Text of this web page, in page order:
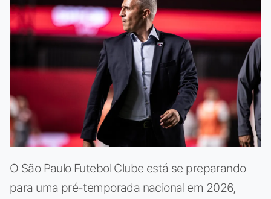
O São Paulo Futebol Clube está se preparando
para uma pré-temporada nacional em 2026,